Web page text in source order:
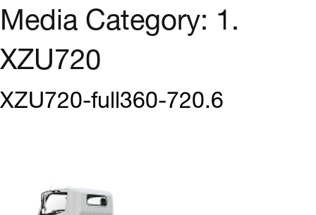
Media Category: 1.
XZU720
XZU720-full360-720.6